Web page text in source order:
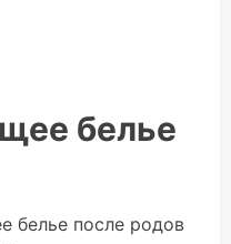
белье
белье после родов